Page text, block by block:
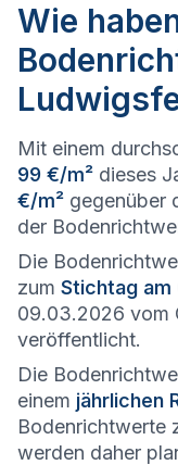
Wie
Mit einem
99 €/m² dieses
€/m² gegenüber
der
Die
zum Stichtag am
09.03.2026 vom
veröffentlicht.
Die
einem jährlichen
Bodenrichtwerte
werden daher